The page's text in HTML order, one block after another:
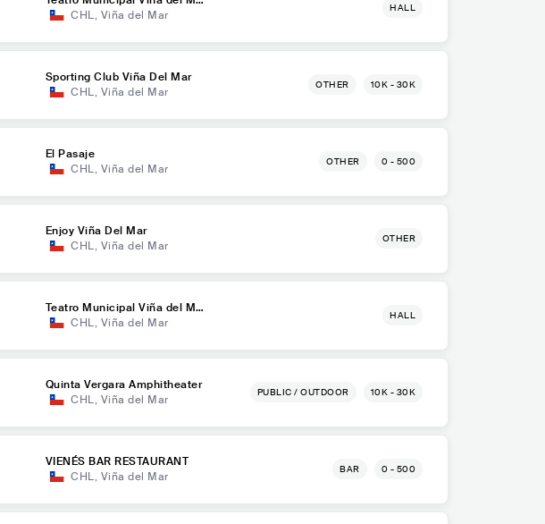
r
CHL, Viña del Mar HALL
Sporting Club Viña Del Mar
CHL, Viña del Mar OTHER 10K - 30K
El Pasaje
CHL, Viña del Mar OTHER 0 - 500
Enjoy Viña Del Mar
CHL, Viña del Mar OTHER
Teatro Municipal Viña del Ma
r
CHL, Viña del Mar HALL
Quinta Vergara Amphitheater
CHL, Viña del Mar PUBLIC / OUTDOOR 10K - 30K
VIENÉS BAR RESTAURANT
CHL, Viña del Mar BAR 0 - 500